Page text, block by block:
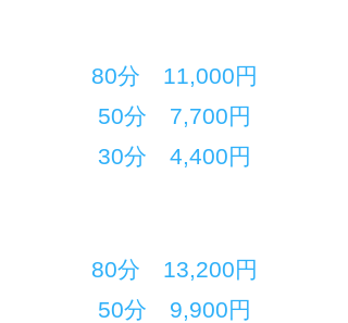
80分 11,000円
50分 7,700円
​30分 4,400円
80分 13,200円
50分 9,900円